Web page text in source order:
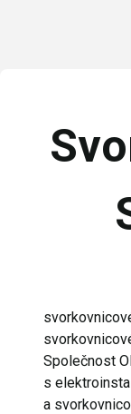
Společnost
s
a